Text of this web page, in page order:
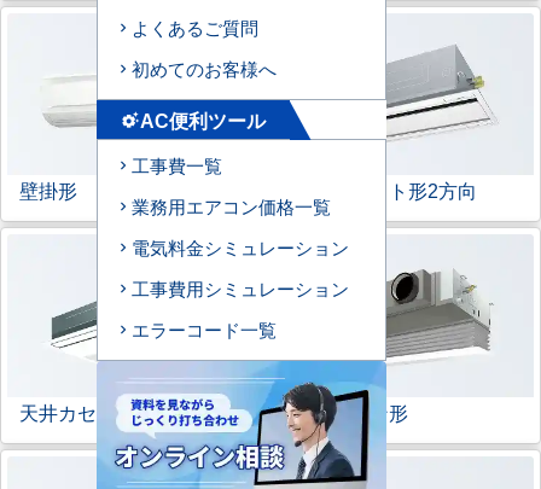
壁掛形 天井カセット形2方向
天井カセット形1方向 ビルトイン形
よくあるご質問
初めてのお客様へ
settings_suggestAC便利ツール
工事費一覧
業務用エアコン価格一覧
電気料金シミュレーション
工事費用シミュレーション
エラーコード一覧